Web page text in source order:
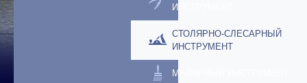
ИНСТРУМЕНТ
СТОЛЯРНО-СЛЕСАРНЫЙ
ИНСТРУМЕНТ
МАЛЯРНЫЙ ИНСТРУМЕНТ